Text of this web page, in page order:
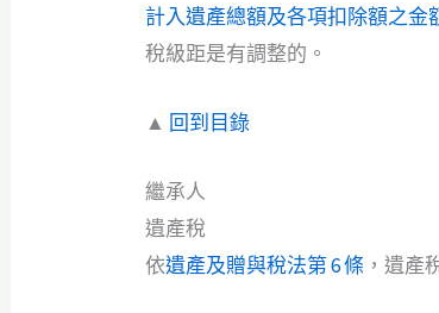
計入遺產總額及各項扣除額之金
稅級距是有調整的。
▲ 回到目錄
繼承人
遺產稅
依遺產及贈與稅法第 6 條 ，遺產